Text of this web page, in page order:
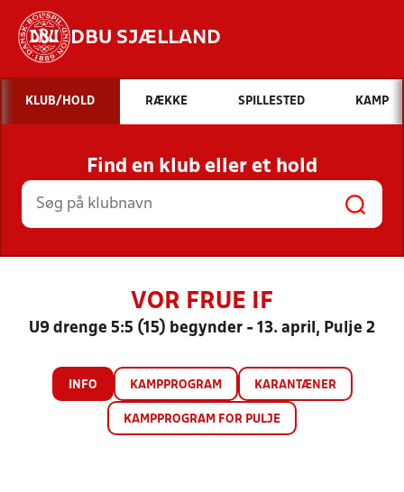
DBU SJÆLLAND
Hvad vil du søge efter?
INDHOLD OG NYHEDER
STILLINGER, RESULTATER, KLUBBER OG
HOLD
KLUB/HOLD RÆKKE SPILLESTED KAMP
Find en klub eller et hold
VOR FRUE IF
U9 drenge 5:5 (15) begynder - 13. april, Pulje 2
INFO KAMPPROGRAM KARANTÆNER
KAMPPROGRAM FOR PULJE